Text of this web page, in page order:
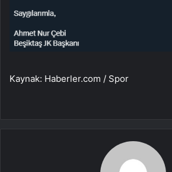
Kaynak: Haberler.com / Spor